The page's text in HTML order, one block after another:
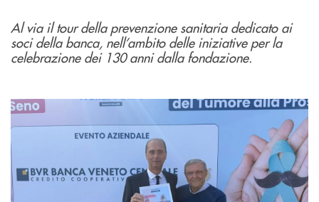
Al via il tour della prevenzione sanitaria dedicato ai
soci della banca, nell’ambito delle iniziative per la
celebrazione dei 130 anni dalla fondazione.